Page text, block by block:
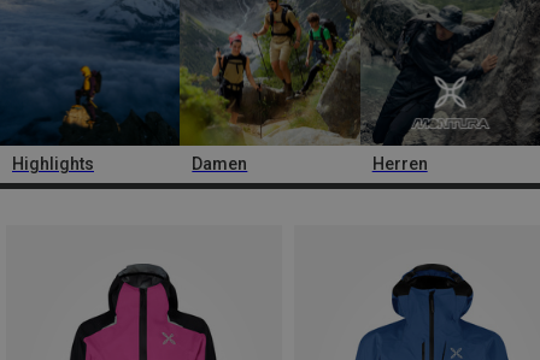
Highlights Damen Herren